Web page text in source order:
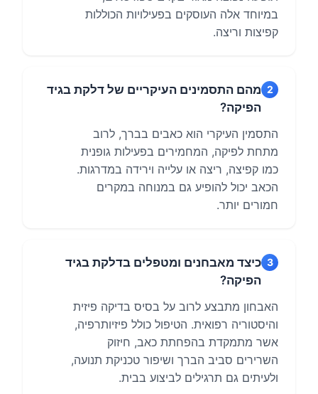
במיוחד אלה העוסקים בפעילויות הכוללות
קפיצות וריצה.
2 מהם התסמינים העיקריים של דלקת בגיד
הפיקה?
התסמין העיקרי הוא כאבים בברך, לרוב
מתחת לפיקה, המחמירים בפעילות גופנית
כמו קפיצה, ריצה או עלייה וירידה במדרגות.
הכאב יכול להופיע גם במנוחה במקרים
חמורים יותר.
3 כיצד מאבחנים ומטפלים בדלקת בגיד
הפיקה?
האבחון מתבצע לרוב על בסיס בדיקה פיזית
והיסטוריה רפואית. הטיפול כולל פיזיותרפיה,
אשר מתמקדת בהפחתת כאב, חיזוק
השרירים סביב הברך ושיפור טכניקת תנועה,
ולעיתים גם תרגילים לביצוע בבית.